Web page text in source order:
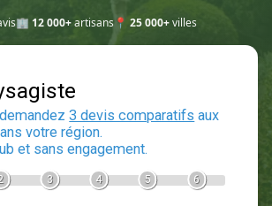
🏢 12 000+artisans📍 25 000+villes
demandez3 devis comparatifs